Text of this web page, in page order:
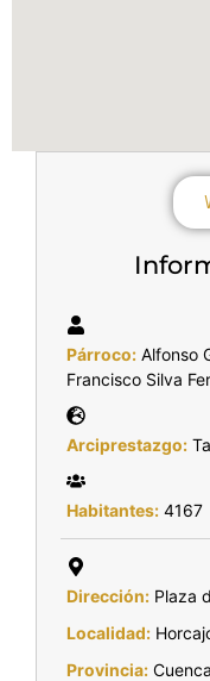
Párroco: Alfonso
Francisco Silva
Arciprestazgo:
Habitantes: 4167
Dirección: Plaza
Localidad:
Provincia: Cuenca